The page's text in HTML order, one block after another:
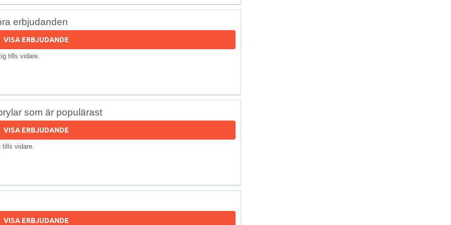
erbjudanden
VISA ERBJUDANDE
tills vidare.
som är populärast
VISA ERBJUDANDE
tills vidare.
VISA ERBJUDANDE